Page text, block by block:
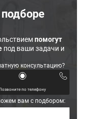
помогут
под ваши задачи и
консультацию?
по телефону
вам с подбором: